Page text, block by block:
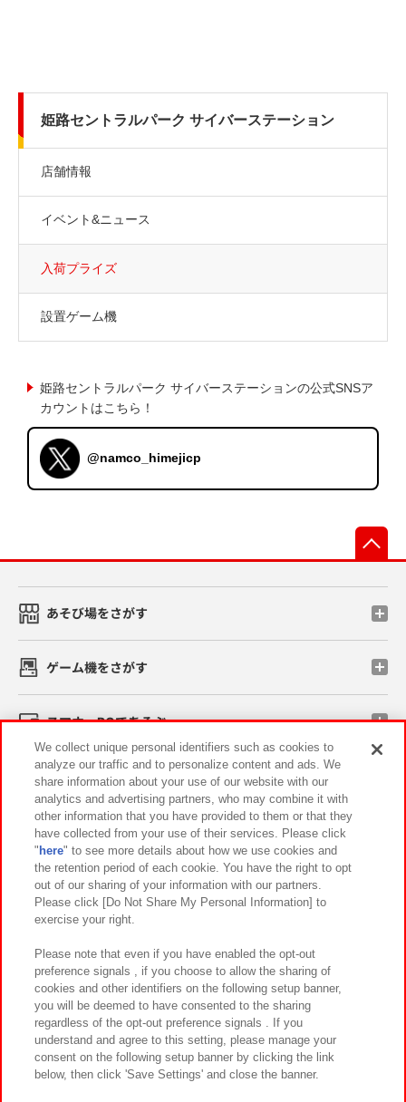
姫路セントラルパーク サイバーステーション
店舗情報
イベント&ニュース
入荷プライズ
設置ゲーム機
姫路セントラルパーク サイバーステーションの公式SNSア
カウントはこちら！
@namco_himejicp
あそび場をさがす
ゲーム機をさがす
スマホ・PCであそぶ
イベント・キャンペーン
関連会社 サステナビリティ サイトポリシー
プライバシーポリシー ウェブアクセシビリティ方針と検証結果
お取引先さまとともに
カスタマーハラスメント対応方針 よくあるご質問・お問い合わせ
©Bandai Namco Amusement Inc.
We collect unique personal identifiers such as cookies to
analyze our traffic and to personalize content and ads. We
share information about your use of our website with our
analytics and advertising partners, who may combine it with
other information that you have provided to them or that they
have collected from your use of their services. Please click
" here" to see more details about how we use cookies and
the retention period of each cookie. You have the right to opt
out of our sharing of your information with our partners.
Please click [Do Not Share My Personal Information] to
exercise your right.
Please note that even if you have enabled the opt-out
preference signals , if you choose to allow the sharing of
cookies and other identifiers on the following setup banner,
you will be deemed to have consented to the sharing
regardless of the opt-out preference signals . If you
understand and agree to this setting, please manage your
consent on the following setup banner by clicking the link
below, then click 'Save Settings' and close the banner.